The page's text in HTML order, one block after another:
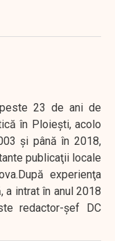
23 de ani de
în Ploieşti, acolo
şi până în 2018,
publicaţii locale
experienţa
a intrat în anul 2018
redactor-şef DC